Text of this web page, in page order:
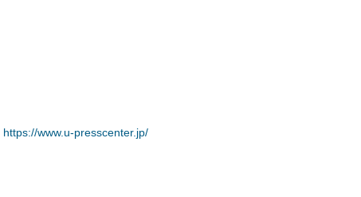
https://www.u-presscenter.jp/